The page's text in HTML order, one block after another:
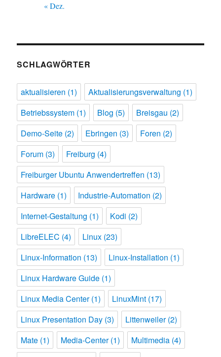
« Dez.
SCHLAGWÖRTER
aktualisieren (1) Aktualisierungsverwaltung (1)
Betriebssystem (1) Blog (5) Breisgau (2)
Demo-Seite (2) Ebringen (3) Foren (2)
Forum (3) Freiburg (4)
Freiburger Ubuntu Anwendertreffen (13)
Hardware (1) Industrie-Automation (2)
Internet-Gestaltung (1) Kodi (2)
LibreELEC (4) Linux (23)
Linux-Information (13) Linux-Installation (1)
Linux Hardware Guide (1)
Linux Media Center(1) LinuxMint (17)
Linux Presentation Day (3) Littenweiler(2)
Mate (1) Media-Center(1) Multimedia (4)